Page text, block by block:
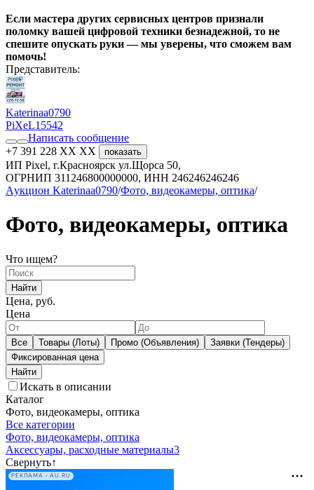
Если мастера других сервисных центров признали
поломку вашей цифровой техники безнадежной, то не
спешите опускать руки — мы уверены, что сможем вам
помочь!
Представитель:
Katerinaa0790
PiXeL15542
Написать сообщение
+7 391 228 XX XX
показать
ИП Pixel, г.Красноярск ул.Щорса 50,
ОГРНИП 311246800000000, ИНН 246246246246
Aукцион Katerinaa0790/Фото, видеокамеры, оптика/
Фото, видеокамеры, оптика
Что ищем?
Найти
Цена, руб.
Цена
Все Товары (Лоты) Промо (Объявления)
Заявки (Тендеры)
Фиксированная цена
Искать в описании
Каталог
Фото, видеокамеры, оптика
Все категории
Фото, видеокамеры, оптика
Аксессуары, расходные материалы3
Свернуть↑
РЕКЛАМА • AU.RU